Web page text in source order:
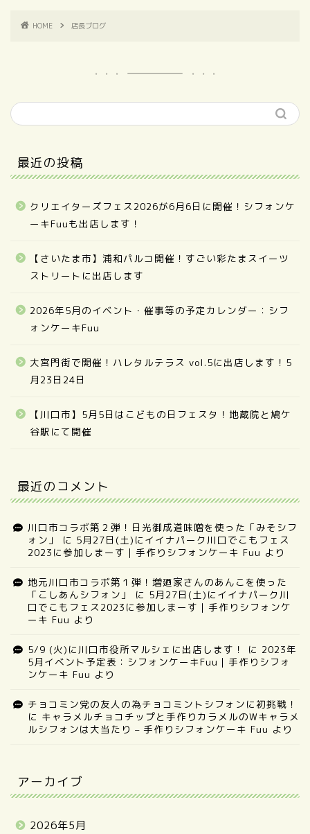
HOME 店長ブログ
最近の投稿
クリエイターズフェス2026が6月6日に開催！シフォンケ
ーキFuuも出店します！
【さいたま市】浦和パルコ開催！すごい彩たまスイーツ
ストリートに出店します
2026年5月のイベント・催事等の予定カレンダー：シフ
ォンケーキFuu
大宮門街で開催！ハレタルテラス vol.5に出店します！5
月23日24日
【川口市】5月5日はこどもの日フェスタ！地蔵院と鳩ケ
谷駅にて開催
最近のコメント
川口市コラボ第２弾！日光御成道味噌を使った「みそシフ
ォン」
に 5月27日(土)にイイナパーク川口でこもフェス
2023に参加しまーす｜手作りシフォンケーキ Fuu より
地元川口市コラボ第１弾！増廼家さんのあんこを使った
「こしあんシフォン」
に 5月27日(土)にイイナパーク川
口でこもフェス2023に参加しまーす｜手作りシフォンケ
ーキ Fuu より
5/9 (火)に川口市役所マルシェに出店します！ に 2023年
5月イベント予定表：シフォンケーキFuu｜手作りシフォ
ンケーキ Fuu より
チョコミン党の友人の為チョコミントシフォンに初挑戦！
に キャラメルチョコチップと手作りカラメルのWキャラメ
ルシフォンは大当たり – 手作りシフォンケーキ Fuu より
アーカイブ
2026年5月